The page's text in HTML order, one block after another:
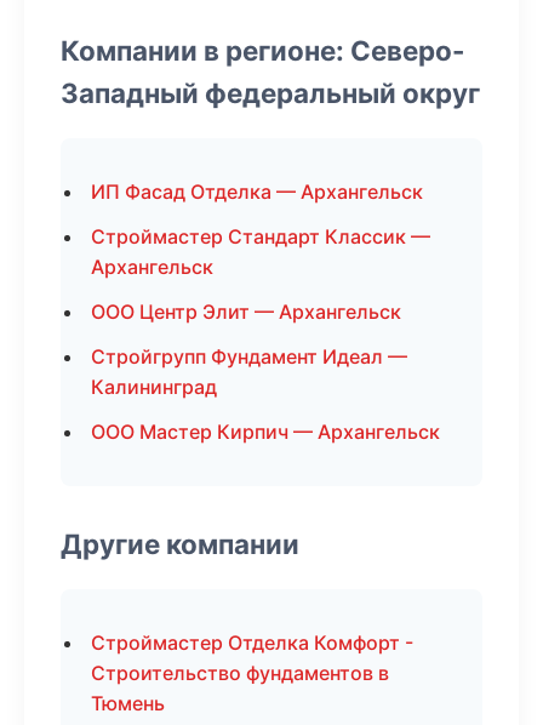
Компании в регионе: Северо-
Западный федеральный округ
ИП Фасад Отделка — Архангельск
Строймастер Стандарт Классик —
Архангельск
ООО Центр Элит — Архангельск
Стройгрупп Фундамент Идеал —
Калининград
ООО Мастер Кирпич — Архангельск
Другие компании
Строймастер Отделка Комфорт -
Строительство фундаментов в
Тюмень